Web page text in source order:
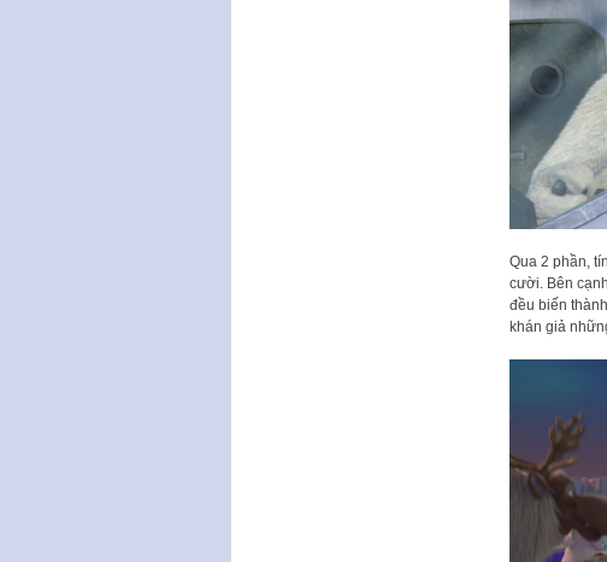
Qua 2 phần,
cười. Bên
đều biến
khán giả